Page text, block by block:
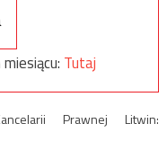
Tutaj
Prawnej Litwin: